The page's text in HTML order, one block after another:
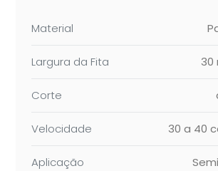
Material
Largura da Fita 30
Corte
Velocidade 30 a 40
Aplicação